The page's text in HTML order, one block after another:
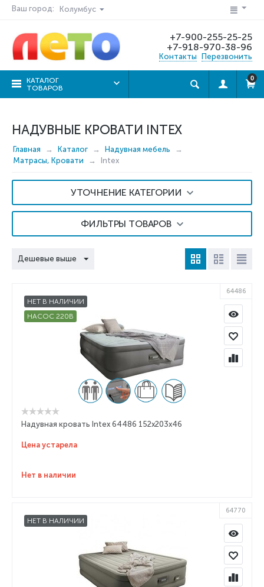
Ваш город: Колумбус
+7-900-255-25-25
+7-918-970-38-96
Контакты Перезвонить
КАТАЛОГ
ТОВАРОВ
0
НАДУВНЫЕ КРОВАТИ INTEX
Главная Каталог
Надувная мебель
Матрасы, Кровати
Intex
УТОЧНЕНИЕ КАТЕГОРИИ
ФИЛЬТРЫ ТОВАРОВ
Дешевые выше
НЕТ В НАЛИЧИИ
НАСОС 220В
64486
Надувная кровать Intex 64486 152x203x46
Цена устарела
Нет в наличии
НЕТ В НАЛИЧИИ
64770